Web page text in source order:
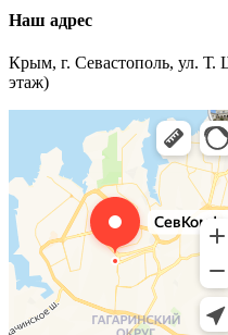
Наш адрес
Крым, г. Севастополь, ул. Т.
этаж)